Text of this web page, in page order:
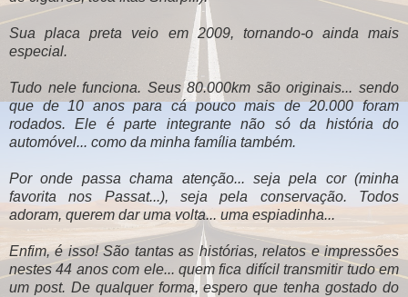
Sua placa preta veio em 2009, tornando-o ainda mais
especial.
Tudo nele funciona. Seus 80.000km são originais... sendo
que de 10 anos para cá pouco mais de 20.000 foram
rodados. Ele é parte integrante não só da história do
automóvel... como da minha família também.
Por onde passa chama atenção... seja pela cor (minha
favorita nos Passat...), seja pela conservação. Todos
adoram, querem dar uma volta... uma espiadinha...
Enfim, é isso! São tantas as histórias, relatos e impressões
nestes 44 anos com ele... quem fica difícil transmitir tudo em
um post. De qualquer forma, espero que tenha gostado do